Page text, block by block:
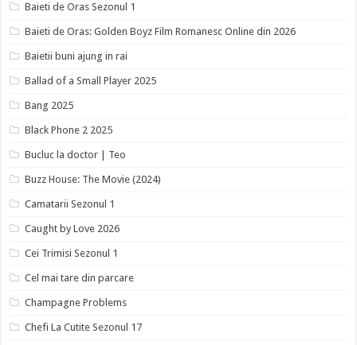
Baieti de Oras Sezonul 1
Baieti de Oras: Golden Boyz Film Romanesc Online din 2026
Baietii buni ajung in rai
Ballad of a Small Player 2025
Bang 2025
Black Phone 2 2025
Bucluc la doctor | Teo
Buzz House: The Movie (2024)
Camatarii Sezonul 1
Caught by Love 2026
Cei Trimisi Sezonul 1
Cel mai tare din parcare
Champagne Problems
Chefi La Cutite Sezonul 17